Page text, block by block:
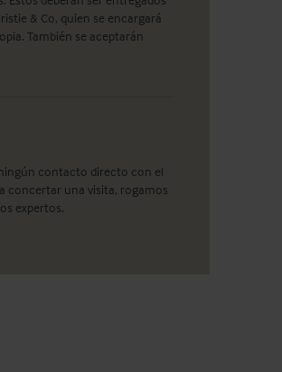
& Co, quien se encargará
También se aceptarán
contacto directo con el
concertar una visita, rogamos
expertos.